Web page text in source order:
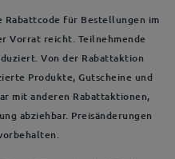
für Bestellungen im
Vorrat reicht. Teilnehmende
Von der Rabattaktion
Produkte, Gutscheine und
mit anderen Rabattaktionen,
abziehbar. Preisänderungen